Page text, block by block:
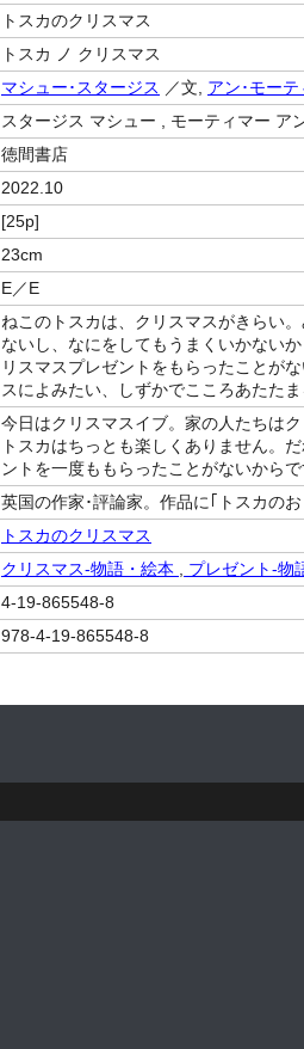
トスカのクリスマス
トスカ ノ クリスマス
マシュー･スタージス ／文, アン･モーテ
スタージス マシュー , モーティマー ア
徳間書店
2022.10
[25p]
23cm
E／E
ねこのトスカは、クリスマスがきらい
ないし、なにをしてもうまくいかない
リスマスプレゼントをもらったことが
スによみたい、しずかでこころあたた
今日はクリスマスイブ。家の人たちは
トスカはちっとも楽しくありません。
ントを一度ももらったことがないから
英国の作家･評論家。作品に｢トスカの
トスカのクリスマス
クリスマス-物語・絵本
プレゼント-物
4-19-865548-8
978-4-19-865548-8